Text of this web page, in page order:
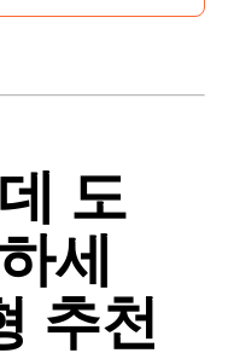
도
세
추천